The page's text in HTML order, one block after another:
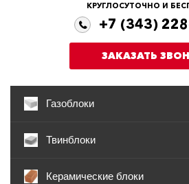
КРУГЛОСУТОЧНО И
+7 (343)
ЗАКАЗАТЬ
Газоблоки
Твинблоки
Керамические блоки